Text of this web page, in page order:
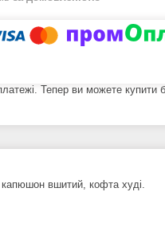
Тепер ви можете купити
вшитий, кофта худі.